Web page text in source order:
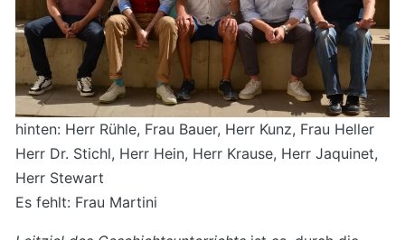
hinten: Herr Rühle, Frau Bauer, Herr Kunz, Frau Heller
Herr Dr. Stichl, Herr Hein, Herr Krause, Herr Jaquinet,
Herr Stewart
Es fehlt: Frau Martini